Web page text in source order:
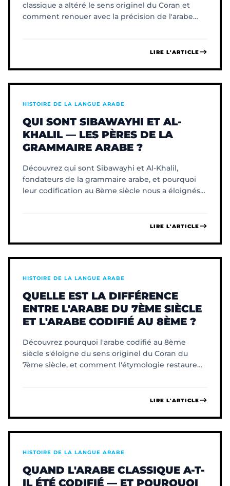
classique a altéré le sens originel du Coran et
comment renouer avec la précision de l'arabe
LIRE L'ARTICLE
HISTOIRE DE LA LANGUE ARABE
QUI SONT SIBAWAYHI ET AL-
KHALIL — LES PÈRES DE LA
GRAMMAIRE ARABE ?
Découvrez qui sont Sibawayhi et Al-Khalil,
fondateurs de la grammaire arabe, et pourquoi
leur codification au 8ème siècle nous a éloignés
LIRE L'ARTICLE
HISTOIRE DE LA LANGUE ARABE
QUELLE EST LA DIFFÉRENCE
ENTRE L'ARABE DU 7ÈME SIÈCLE
ET L'ARABE CODIFIÉ AU 8ÈME ?
Découvrez pourquoi l'arabe codifié au 8ème
siècle s'éloigne du sens originel du Coran du
7ème siècle, et comment l'étymologie restaure
LIRE L'ARTICLE
HISTOIRE DE LA LANGUE ARABE
QUAND L'ARABE CLASSIQUE A-T-
IL ÉTÉ CODIFIÉ — ET POURQUOI